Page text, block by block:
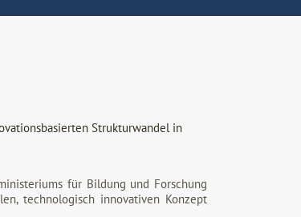
Strukturwandel in
für Bildung und Forschung
technologisch innovativen Konzept